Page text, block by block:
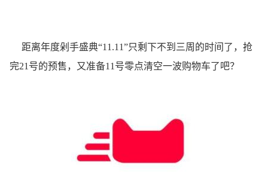
距离年度剁手盛典“11.11”只剩下不到三周的时间了，抢
完21号的预售，又准备11号零点清空一波购物车了吧？